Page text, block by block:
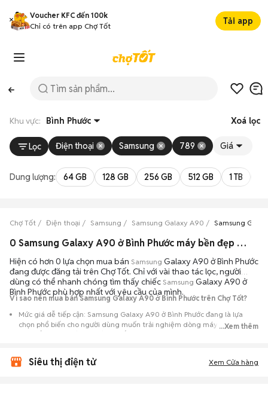
Voucher KFC đến 100k
Chỉ có trên app Chợ Tốt
Tải app
Khu vực: Bình Phước Xoá lọc
Lọc Điện thoại Samsung 789 Giá
Dung lượng: 64 GB 128 GB 256 GB 512 GB 1 TB
Chợ Tốt Điện thoại Samsung Samsung Galaxy A90 Samsung
0 Samsung Galaxy A90 ở Bình Phước máy bền đẹp đang bán 08/2026
Hiện có hơn 0 lựa chọn mua bán Samsung Galaxy A90 ở Bình Phước
đang được đăng tải trên Chợ Tốt. Chỉ với vài thao tác lọc, người
dùng có thể nhanh chóng tìm thấy chiếc Samsung Galaxy A90 ở
Bình Phước phù hợp nhất với yêu cầu của mình.
Vì sao nên mua bán Samsung Galaxy A90 ở Bình Phước trên Chợ Tốt?
Mức giá dễ tiếp cận: Samsung Galaxy A90 ở Bình Phước đang là lựa
chọn phổ biến cho người dùng muốn trải nghiệm dòng máy này với chi
phí thấp hơn so với khi mới ra mắt.
Phước từ nhiều cá nhân muốn lên đời máy, mang đến đa dạng sự lựa
chọn về tình trạng bảo hành, hình thức máy và màu sắc.
...Xem thêm
Siêu thị điện tử Xem Cửa hàng